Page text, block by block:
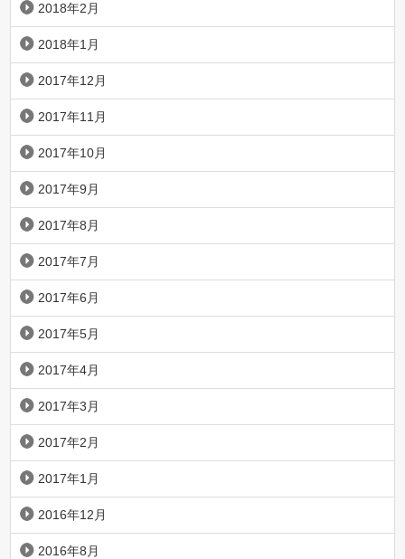
2018年2月
2018年1月
2017年12月
2017年11月
2017年10月
2017年9月
2017年8月
2017年7月
2017年6月
2017年5月
2017年4月
2017年3月
2017年2月
2017年1月
2016年12月
2016年8月